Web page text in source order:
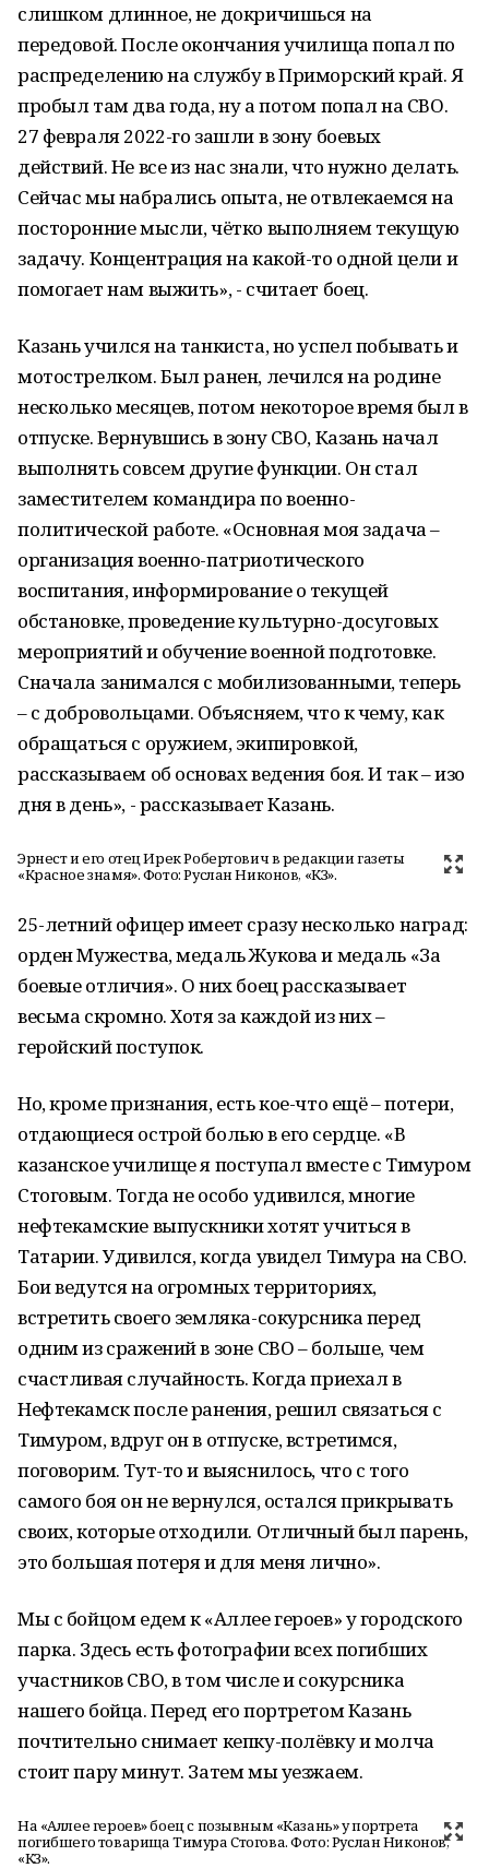
слишком длинное, не докричишься на
передовой. После окончания училища попал по
распределению на службу в Приморский край. Я
пробыл там два года, ну а потом попал на СВО.
27 февраля 2022-го зашли в зону боевых
действий. Не все из нас знали, что нужно делать.
Сейчас мы набрались опыта, не отвлекаемся на
посторонние мысли, чётко выполняем текущую
задачу. Концентрация на какой-то одной цели и
помогает нам выжить», - считает боец.
Казань учился на танкиста, но успел побывать и
мотострелком. Был ранен, лечился на родине
несколько месяцев, потом некоторое время был в
отпуске. Вернувшись в зону СВО, Казань начал
выполнять совсем другие функции. Он стал
заместителем командира по военно-
политической работе. «Основная моя задача –
организация военно-патриотического
воспитания, информирование о текущей
обстановке, проведение культурно-досуговых
мероприятий и обучение военной подготовке.
Сначала занимался с мобилизованными, теперь
– с добровольцами. Объясняем, что к чему, как
обращаться с оружием, экипировкой,
рассказываем об основах ведения боя. И так – изо
дня в день», - рассказывает Казань.
Эрнест и его отец Ирек Робертович в редакции газеты
«Красное знамя». Фото: Руслан Никонов, «КЗ».
25-летний офицер имеет сразу несколько наград:
орден Мужества, медаль Жукова и медаль «За
боевые отличия». О них боец рассказывает
весьма скромно. Хотя за каждой из них –
геройский поступок.
Но, кроме признания, есть кое-что ещё – потери,
отдающиеся острой болью в его сердце. «В
казанское училище я поступал вместе с Тимуром
Стоговым. Тогда не особо удивился, многие
нефтекамские выпускники хотят учиться в
Татарии. Удивился, когда увидел Тимура на СВО.
Бои ведутся на огромных территориях,
встретить своего земляка-сокурсника перед
одним из сражений в зоне СВО – больше, чем
счастливая случайность. Когда приехал в
Нефтекамск после ранения, решил связаться с
Тимуром, вдруг он в отпуске, встретимся,
поговорим. Тут-то и выяснилось, что с того
самого боя он не вернулся, остался прикрывать
своих, которые отходили. Отличный был парень,
это большая потеря и для меня лично».
Мы с бойцом едем к «Аллее героев» у городского
парка. Здесь есть фотографии всех погибших
участников СВО, в том числе и сокурсника
нашего бойца. Перед его портретом Казань
почтительно снимает кепку-полёвку и молча
стоит пару минут. Затем мы уезжаем.
На «Аллее героев» боец с позывным «Казань» у портрета
погибшего товарища Тимура Стогова. Фото: Руслан Никонов,
«КЗ».